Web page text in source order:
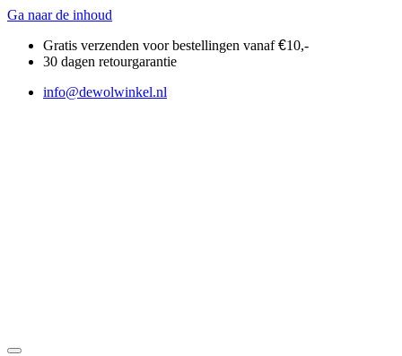
Ga naar de inhoud
Gratis verzenden voor bestellingen vanaf€10,-
30 dagen retourgarantie
info@dewolwinkel.nl